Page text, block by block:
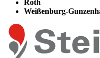
Roth
Weißenburg-